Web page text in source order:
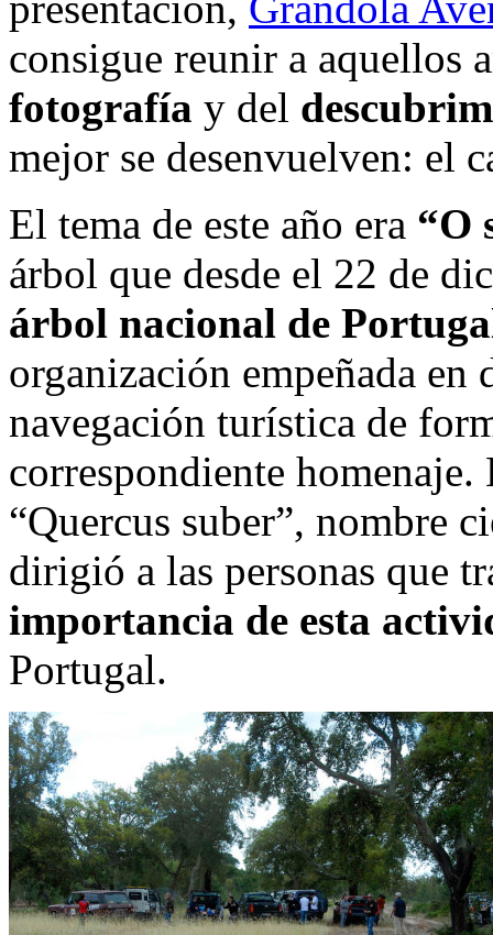
consigue reunir a aquellos
fotografía y del
mejor se desenvuelven: el
El tema de este año era “O
árbol que desde el 22 de
árbol nacional de
organización empeñada
navegación turística de
correspondiente
“Quercus suber”, nombre
dirigió a las personas que
importancia de esta
Portugal.